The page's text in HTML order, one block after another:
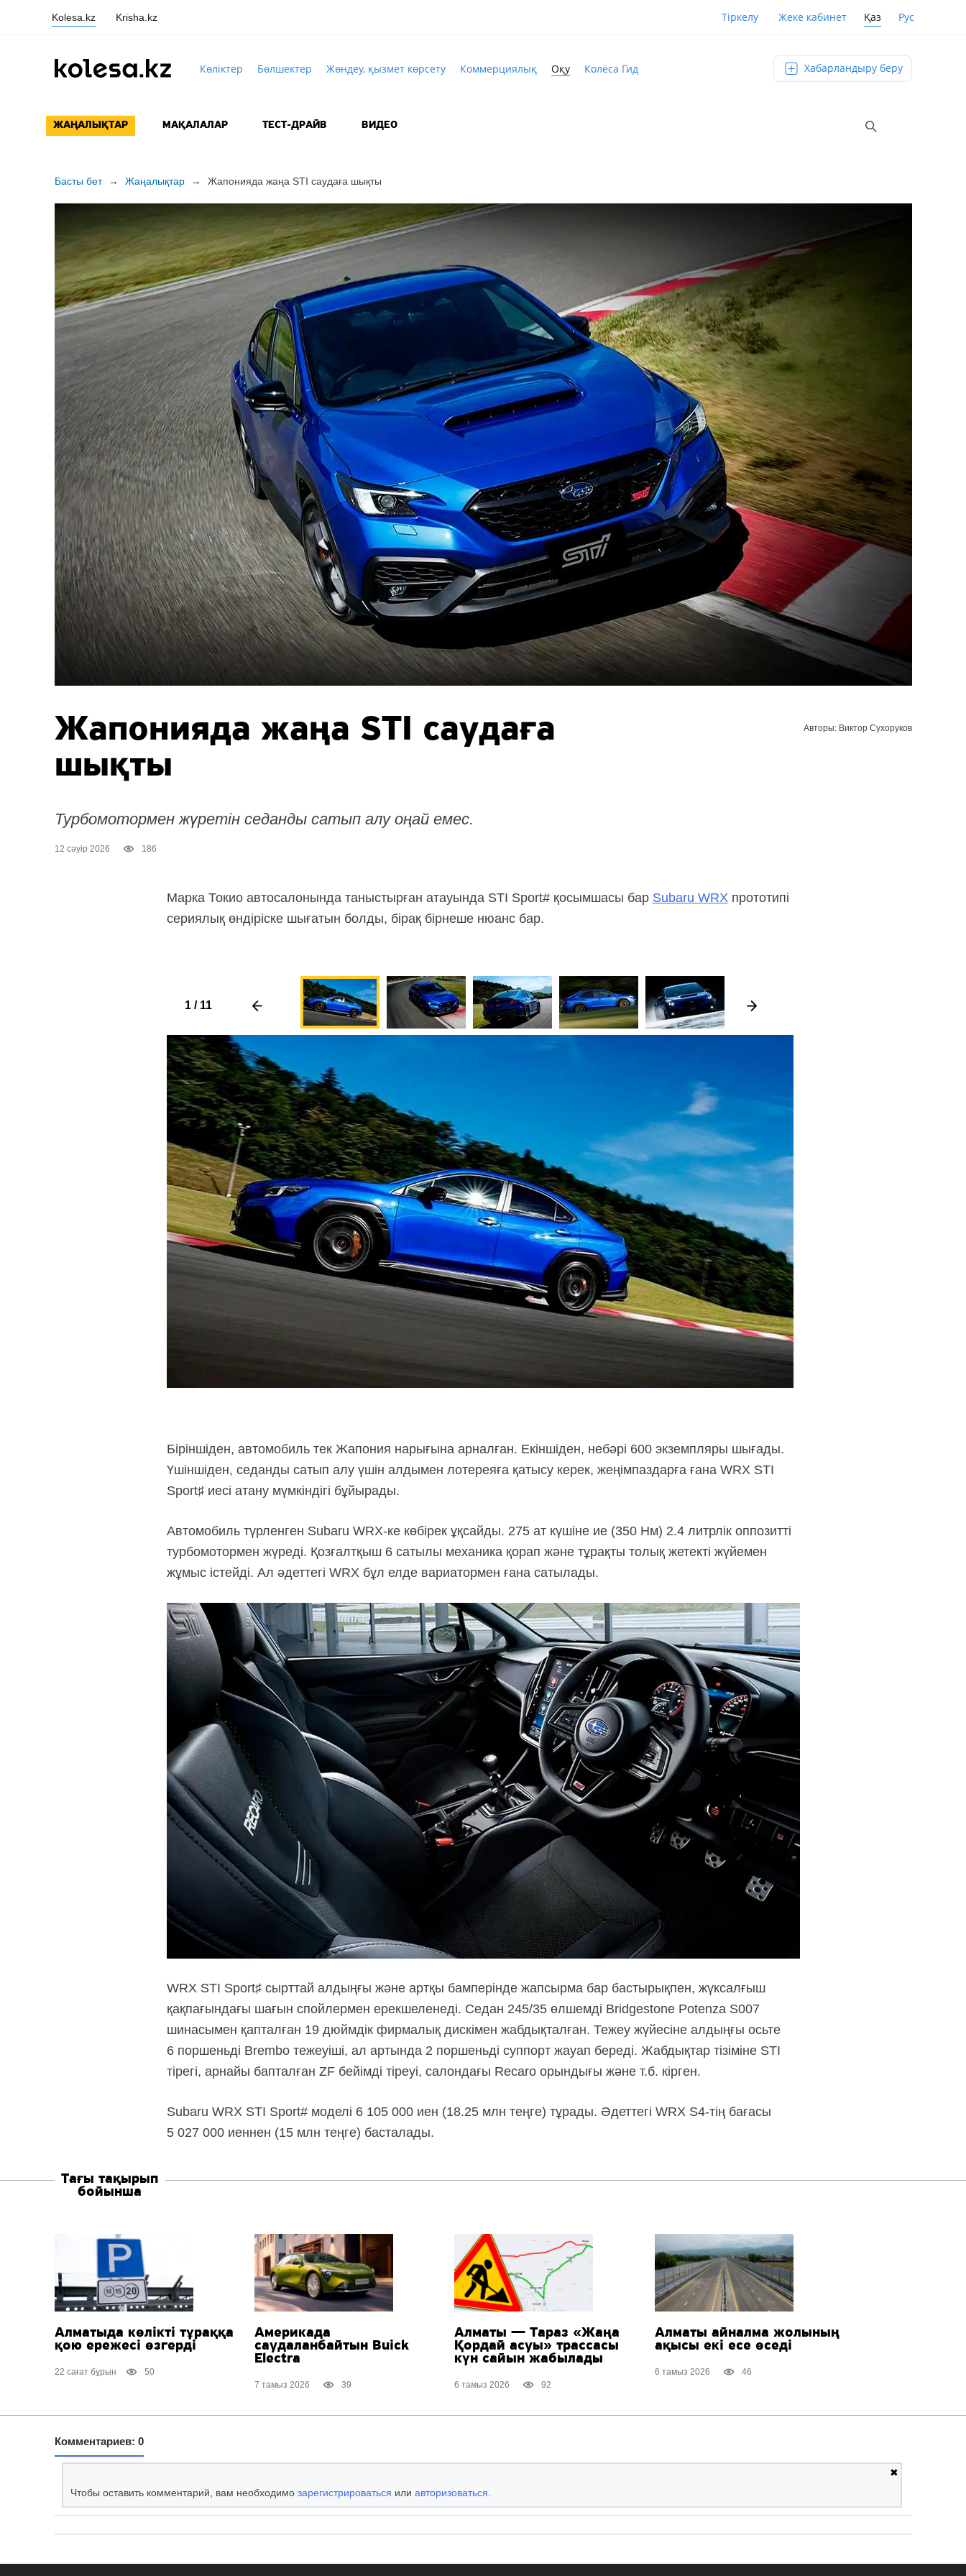
Kolesa.kz Krisha.kz Тіркелу Жеке кабинет Қаз Рус
Көліктер Бөлшектер Жөндеу, қызмет көрсету Коммерциялық Оқу Колёса Гид Хабарландыру беру
ЖАҢАЛЫҚТАР МАҚАЛАЛАР ТЕСТ-ДРАЙВ ВИДЕО
Басты бет → Жаңалықтар → Жапонияда жаңа STI саудаға шықты
Жапонияда жаңа STI саудаға
шықты
Турбомотормен жүретін седанды сатып алу оңай емес.
12 сәуір 2026 186
Авторы: Виктор Сухоруков
Марка Токио автосалонында таныстырған атауында STI Sport# қосымшасы бар Subaru WRXпрототипі
сериялық өндіріске шығатын болды, бірақ бірнеше нюанс бар.
1/ 11
Біріншіден, автомобиль тек Жапония нарығына арналған. Екіншіден, небәрі 600 экземпляры шығады.
Үшіншіден, седанды сатып алу үшін алдымен лотереяға қатысу керек, жеңімпаздарға ғана WRX STI
Sport♯ иесі атану мүмкіндігі бұйырады.
Автомобиль түрленген Subaru WRX-ке көбірек ұқсайды. 275 ат күшіне ие (350 Нм) 2.4 литрлік оппозитті
турбомотормен жүреді. Қозғалтқыш 6 сатылы механика қорап және тұрақты толық жетекті жүйемен
жұмыс істейді. Ал әдеттегі WRX бұл елде вариатормен ғана сатылады.
WRX STI Sport♯ сырттай алдыңғы және артқы бамперінде жапсырма бар бастырықпен, жүксалғыш
қақпағындағы шағын спойлермен ерекшеленеді. Седан 245/35 өлшемді Bridgestone Potenza S007
шинасымен қапталған 19 дюймдік фирмалық дискімен жабдықталған. Тежеу жүйесіне алдыңғы осьте
6 поршеньді Brembo тежеуіші, ал артында 2 поршеньді суппорт жауап береді. Жабдықтар тізіміне STI
тірегі, арнайы бапталған ZF бейімді тіреуі, салондағы Recaro орындығы және т.б. кірген.
Subaru WRX STI Sport# моделі 6 105 000 иен (18.25 млн теңге) тұрады. Әдеттегі WRX S4-тің бағасы
5 027 000 иеннен (15 млн теңге) басталады.
Тағы тақырып
бойынша
Алматыда көлікті тұраққа
қою ережесі өзгерді
22 сағат бұрын 50
Америкада
саудаланбайтын Buick
Electra
7 тамыз 2026 39
Алматы — Тараз «Жаңа
Қордай асуы» трассасы
күн сайын жабылады
6 тамыз 2026 92
Алматы айналма жолының
ақысы екі есе өседі
6 тамыз 2026 46
Комментариев: 0
✖
Чтобы оставить комментарий, вам необходимо зарегистрироваться или авторизоваться.